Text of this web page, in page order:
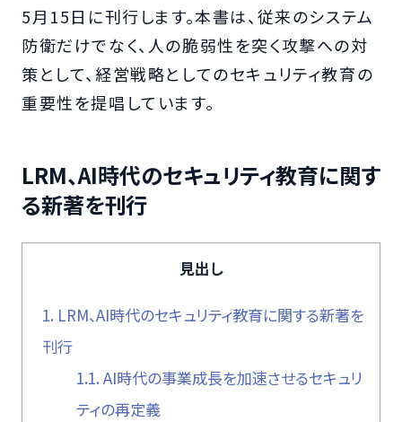
5月15日に刊行します。本書は、従来のシステム
防衛だけでなく、人の脆弱性を突く攻撃への対
策として、経営戦略としてのセキュリティ教育の
重要性を提唱しています。
LRM、AI時代のセキュリティ教育に関す
る新著を刊行
見出し
1. LRM、AI時代のセキュリティ教育に関する新著を
刊行
1.1. AI時代の事業成長を加速させるセキュリ
ティの再定義